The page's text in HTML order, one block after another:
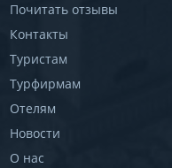
Почитать отзывы
Контакты
Туристам
Турфирмам
Отелям
Новости
О нас